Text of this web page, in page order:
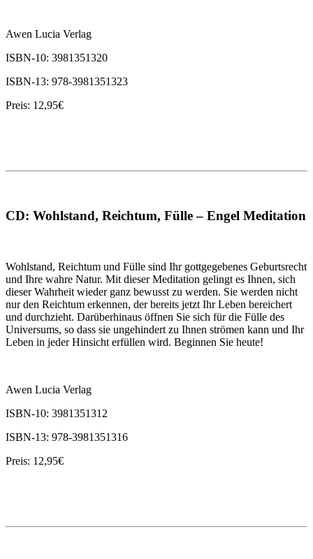
Awen Lucia Verlag
ISBN-10: 3981351320
ISBN-13: 978-3981351323
Preis: 12,95€
CD: Wohlstand, Reichtum, Fülle – Engel Meditation
Wohlstand, Reichtum und Fülle sind Ihr gottgegebenes Geburtsrecht
und Ihre wahre Natur. Mit dieser Meditation gelingt es Ihnen, sich
dieser Wahrheit wieder ganz bewusst zu werden. Sie werden nicht
nur den Reichtum erkennen, der bereits jetzt Ihr Leben bereichert
und durchzieht. Darüberhinaus öffnen Sie sich für die Fülle des
Universums, so dass sie ungehindert zu Ihnen strömen kann und Ihr
Leben in jeder Hinsicht erfüllen wird. Beginnen Sie heute!
Awen Lucia Verlag
ISBN-10: 3981351312
ISBN-13: 978-3981351316
Preis: 12,95€